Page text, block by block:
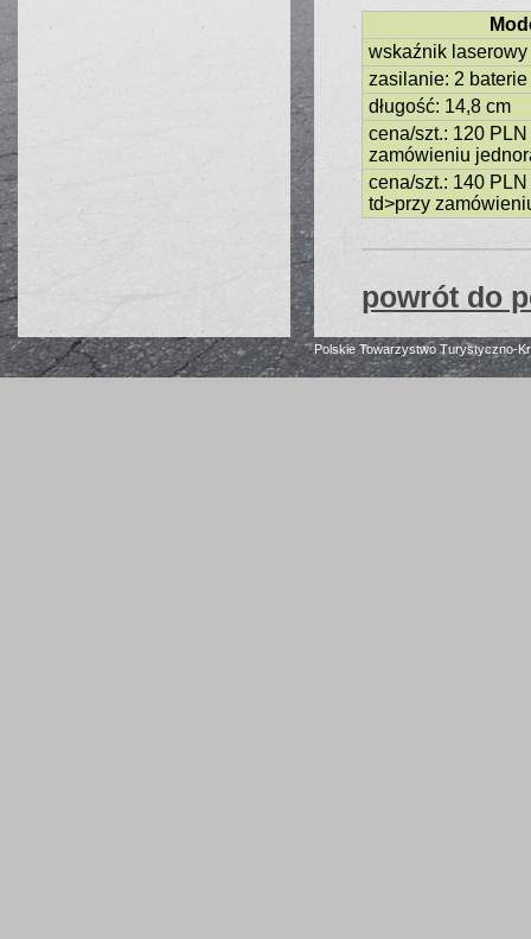
wskaźnik laserowy
zasilanie: 2
długość: 14,8 cm
cena/szt.: 120
zamówieniu
cena/szt.: 140
td>przy
powrót do
Polskie Towarzystwo Turystyczno-